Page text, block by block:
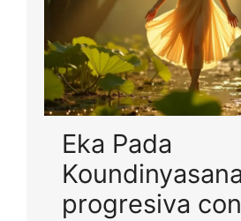
Eka Pada
progresiva